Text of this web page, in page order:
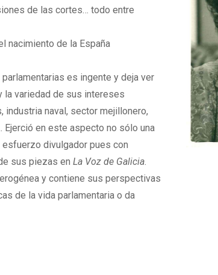
de las cortes… todo entre
nacimiento de la España
es ingente y deja ver
variedad de sus intereses
naval, sector mejillonero,
en este aspecto no sólo una
divulgador pues con
sus piezas en La Voz de Galicia.
y contiene sus perspectivas
de la vida parlamentaria o da